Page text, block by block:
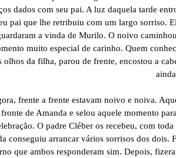
dados com seu pai. A luz daquela tarde
pai que lhe retribuiu com um largo sorriso.
a vinda de Murilo. O noivo
muito especial de carinho. Quem
olhos da filha, parou de frente, encostou a
frente a frente estavam noivo e noiva.
fronte de Amanda e selou aquele momento
O padre Cléber os recebeu, com
conseguiu arrancar vários sorrisos dos
que ambos responderam sim. Depois,